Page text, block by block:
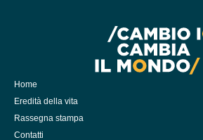
Home
Eredità della vita
Rassegna stampa
Contatti